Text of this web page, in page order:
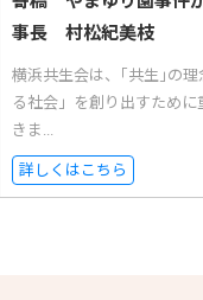
事長 村松紀美枝
横浜共生会は、｢共生｣の
る社会」を創り出すため
きま...
詳しくはこちら